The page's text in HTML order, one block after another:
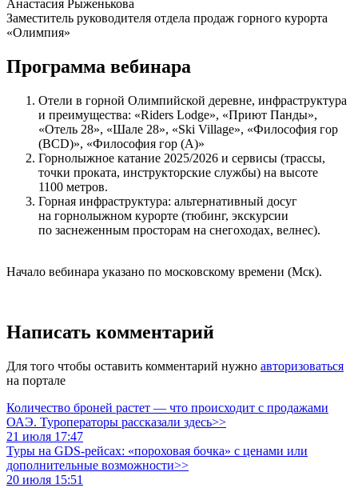
Анастасия Рыженькова
Заместитель руководителя отдела продаж горного курорта
«Олимпия»
Программа вебинара
Отели в горной Олимпийской деревне, инфраструктура
и преимущества: «Riders Lodge», «Приют Панды»,
«Отель 28», «Шале 28», «Ski Village», «Философия гор
(BCD)», «Философия гор (A)»
Горнолыжное катание 2025/2026 и сервисы (трассы,
точки проката, инструкторские службы) на высоте
1100 метров.
Горная инфраструктура: альтернативный досуг
на горнолыжном курорте (тюбинг, экскурсии
по заснеженным просторам на снегоходах, велнес).
Начало вебинара указано по московскому времени (Мск).
Написать комментарий
Для того чтобы оставить комментарий нужно авторизоваться
на портале
Количество броней растет — что происходит с продажами
ОАЭ. Туроператоры рассказали здесь>>
21 июля 17:47
Туры на GDS-рейсах: «пороховая бочка» с ценами или
дополнительные возможности>>
20 июля 15:51